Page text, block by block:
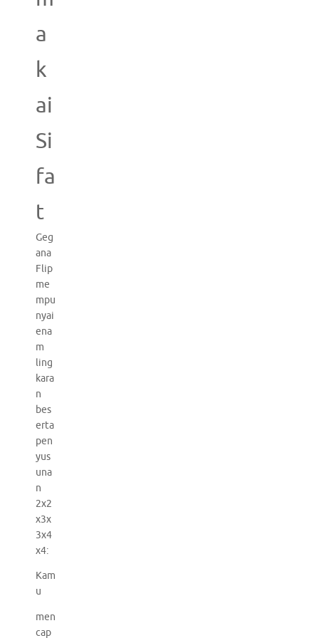
a
k
ai
Si
fa
t
Geg
ana
Flip
me
mpu
nyai
ena
m
ling
kara
n
bes
erta
pen
yus
una
n
2x2
x3x
3x4
x4:
Kam
u
men
cap